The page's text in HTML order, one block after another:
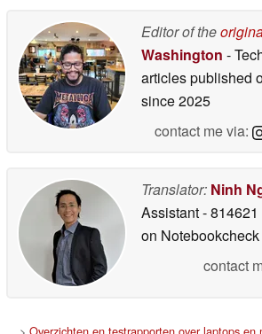
Editor of the
Washington -
articles published
since 2025
contact me via:
Translator: Ninh
Assistant-
on Notebookcheck
contact